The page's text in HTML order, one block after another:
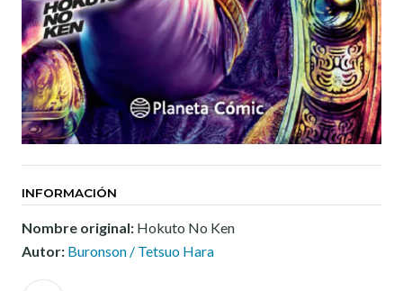
INFORMACIÓN
Nombre original: Hokuto No Ken
Autor: Buronson / Tetsuo Hara